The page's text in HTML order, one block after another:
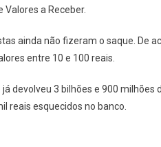
a Receber.
ainda não fizeram o saque. De
entre 10 e 100 reais.
devolveu 3 bilhões e 900
reais esquecidos no banco.